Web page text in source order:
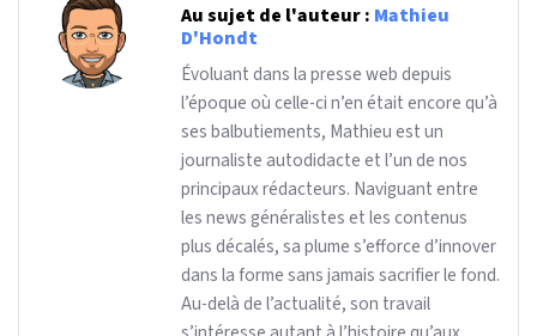
Au sujet de l'auteur : Mathieu
D'Hondt
Évoluant dans la presse web depuis
l’époque où celle-ci n’en était encore qu’à
ses balbutiements, Mathieu est un
journaliste autodidacte et l’un de nos
principaux rédacteurs. Naviguant entre
les news généralistes et les contenus
plus décalés, sa plume s’efforce d’innover
dans la forme sans jamais sacrifier le fond.
Au-delà de l’actualité, son travail